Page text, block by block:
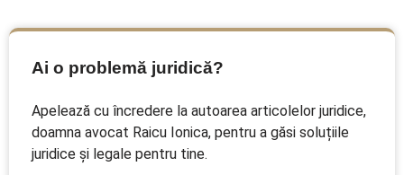
Ai o problemă juridică?
Apelează cu încredere la autoarea articolelor juridice,
doamna avocat Raicu Ionica, pentru a găsi soluțiile
juridice și legale pentru tine.